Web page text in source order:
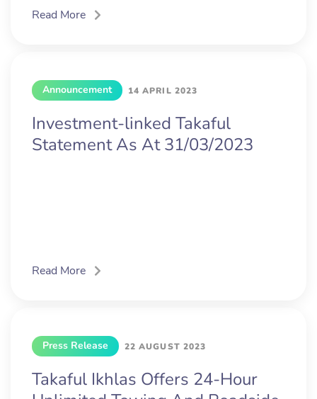
Read More
Announcement 14 APRIL 2023
Investment-linked Takaful
Statement As At 31/03/2023
Read More
Press Release 22 AUGUST 2023
Takaful Ikhlas Offers 24-Hour